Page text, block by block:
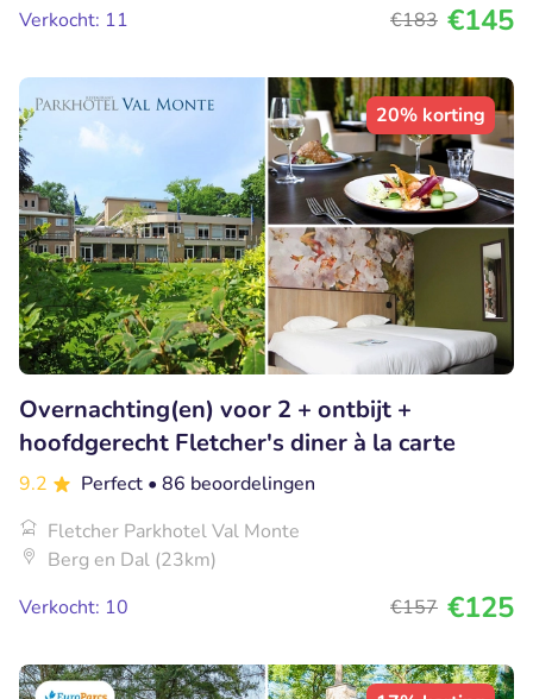
Verkocht: 11
€183 €145
20% korting
Overnachting(en) voor 2 + ontbijt +
hoofdgerecht Fletcher's diner à la carte
9.2 Perfect • 86 beoordelingen
Fletcher Parkhotel Val Monte
Berg en Dal (23km)
Verkocht: 10
€157 €125